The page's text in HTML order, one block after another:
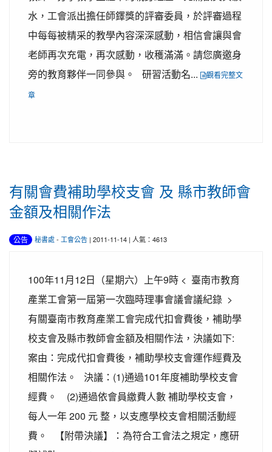
水，工會派出擔任師鐸獎的評審委員，於評審過程
中每每被精采的教學內容深深感動，相信會讓與會
老師再次充電，再次感動，收穫滿滿。請您廣邀身
旁的教育夥伴一同參與。 研習活動名...
觀看完整文
章
有關會費補助學校支會 及 縣市教師會
金額及相關作法
公告 秘書處- 工會公告 | 2011-11-14 | 人氣：4613
100年11月12日（星期六）上午9時 < 臺南市教育
產業工會第一屆第一次臨時理事會議會議紀錄 >
有關臺南市教育產業工會完成代扣會費後，補助學
校支會及縣市教師會金額及相關作法，決議如下:
案由：完成代扣會費後，補助學校支會運作經費及
相關作法。 決議：(1)通過101年度補助學校支會
經費。 (2)通過依會員繳費人數 補助學校支會，
每人一年 200 元 整，以支應學校支會相關活動經
費。 【附帶決議】：為符合工會法之規定，應研